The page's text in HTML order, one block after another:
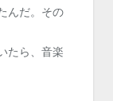
んだ。その
たら、音楽